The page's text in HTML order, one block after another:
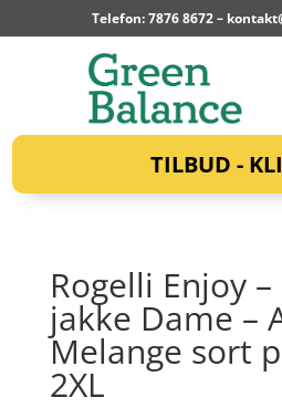
Telefon: 7876 8672 –
TILBUD -
Rogelli Enjoy
jakke Dame –
Melange sort
2XL